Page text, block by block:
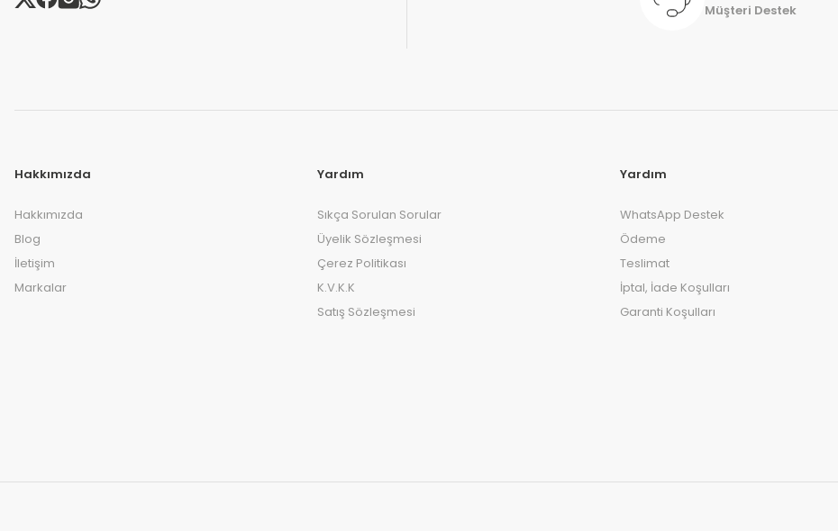
Müşteri Destek
Hakkımızda
Hakkımızda
Blog
İletişim
Markalar
Yardım
Sıkça Sorulan Sorular
Üyelik Sözleşmesi
Çerez Politikası
K.V.K.K
Satış Sözleşmesi
Yardım
WhatsApp Destek
Ödeme
Teslimat
İptal, İade Koşulları
Garanti Koşulları